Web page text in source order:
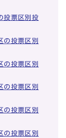
投票区別投
の投票区別
の投票区別
の投票区別
の投票区別
の投票区別